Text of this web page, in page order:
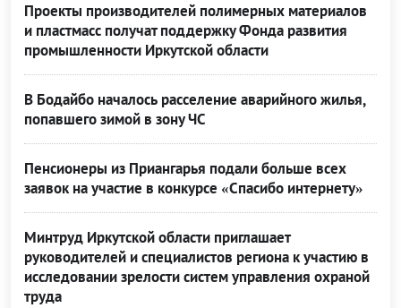
Проекты производителей полимерных материалов
и пластмасс получат поддержку Фонда развития
промышленности Иркутской области
В Бодайбо началось расселение аварийного жилья,
попавшего зимой в зону ЧС
Пенсионеры из Приангарья подали больше всех
заявок на участие в конкурсе «Спасибо интернету»
Минтруд Иркутской области приглашает
руководителей и специалистов региона к участию в
исследовании зрелости систем управления охраной
труда